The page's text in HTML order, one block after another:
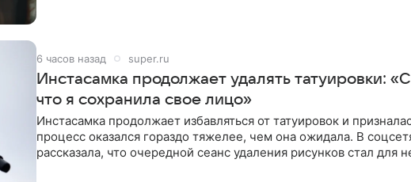
6 часов назад super.ru
Инстасамка продолжает удалять татуировки:
что я сохранила свое лицо»
Инстасамка продолжает избавляться от татуировок и
процесс оказался гораздо тяжелее, чем она ожидала. В
рассказала, что очередной сеанс удаления рисунков стал для